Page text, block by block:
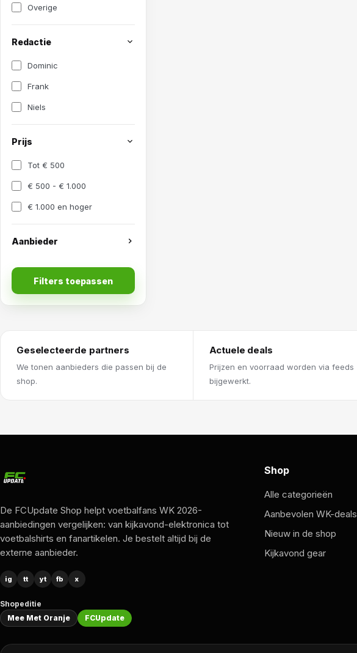
Overige
Redactie
Dominic
Frank
Niels
Prijs
Tot € 500
€ 500 - € 1.000
€ 1.000 en hoger
Aanbieder
Filters toepassen
Geselecteerde partners
We tonen aanbieders die passen bij de
shop.
Actuele deals
Prijzen en voorraad worden via feeds
bijgewerkt.
De FCUpdate Shop helpt voetbalfans WK 2026-
aanbiedingen vergelijken: van kijkavond-elektronica tot
voetbalshirts en fanartikelen. Je bestelt altijd bij de
externe aanbieder.
ig tt yt fb x
Shopeditie
Mee Met Oranje
FCUpdate
Shop
Alle categorieën
Aanbevolen WK-deals
Nieuw in de shop
Kijkavond gear